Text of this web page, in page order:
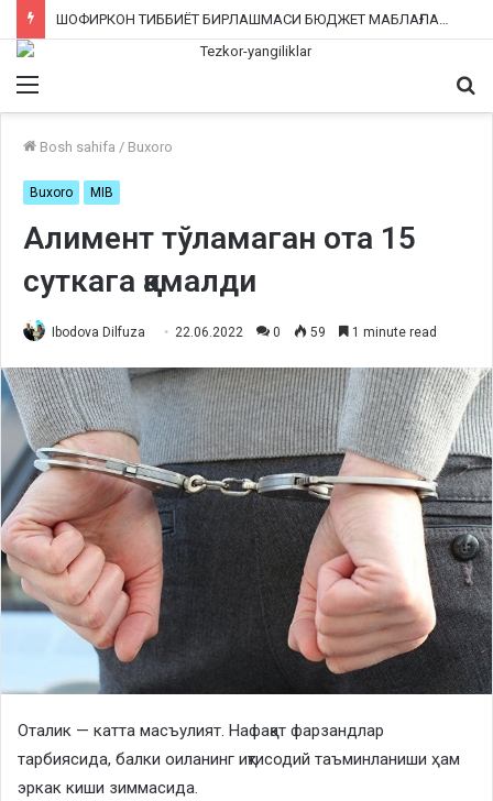
ШОФИРКОН ТИББИЁТ БИРЛАШМАСИ БЮДЖЕТ МАБЛАҒЛАРИНИ ТАЛОН-ТАРОЖ ҚИЛИНГАНИ РОСТМИ?
Menu
Bosh sahifa / Buxoro
Buxoro MIB
Алимент тўламаган ота 15
суткага қамалди
Ibodova Dilfuza 22.06.2022 0 59 1 minute read
Оталик — катта масъулият. Нафақат фарзандлар
тарбиясида, балки оиланинг иқтисодий таъминланиши ҳам
эркак киши зиммасида.